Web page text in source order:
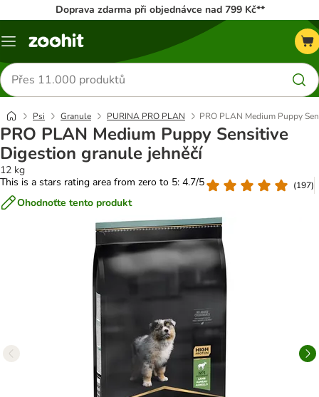
Doprava zdarma při objednávce nad 799 Kč**
Menu
Hledat
produkty
Psi Granule PURINA PRO PLAN PRO PLAN Medium Puppy
PRO PLAN Medium Puppy Sensitive
Digestion granule jehněčí
12 kg
This is a stars rating area from zero to 5: 4.7/5
(197)
Ohodnoťte tento produkt